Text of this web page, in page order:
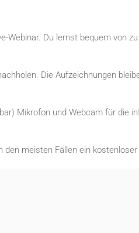
Du lernst bequem von zu
Die Aufzeichnungen
Mikrofon und Webcam für die
meisten Fällen ein